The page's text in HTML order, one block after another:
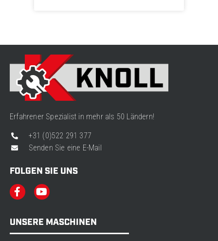
Erfahrener Spezialist in mehr als 50 Ländern!
+31 (0)522 291 377
Senden Sie eine E-Mail
FOLGEN SIE UNS
UNSERE MASCHINEN